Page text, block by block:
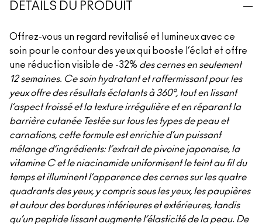
DÉTAILS DU PRODUIT
Offrez-vous un regard revitalisé et lumineux avec ce
soin pour le contour des yeux qui booste l’éclat et offre
une réduction visible de -32% des cernes en seulement
12 semaines. Ce soin hydratant et raffermissant pour les
yeux offre des résultats éclatants à 360°, tout en lissant
l’aspect froissé et la texture irrégulière et en réparant la
barrière cutanée Testée sur tous les types de peau et
carnations, cette formule est enrichie d’un puissant
mélange d’ingrédients: l’extrait de pivoine japonaise, la
vitamine C et le niacinamide uniformisent le teint au fil du
temps et illuminent l’apparence des cernes sur les quatre
quadrants des yeux, y compris sous les yeux, les paupières
et autour des bordures intérieures et extérieures, tandis
qu’un peptide lissant augmente l’élasticité de la peau. De